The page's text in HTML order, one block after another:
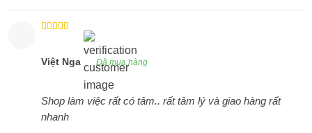
sao
Việt Nga Đã mua hàng
Shop làm việc rất có tâm.. rất tâm lý và giao hàng rất
nhanh